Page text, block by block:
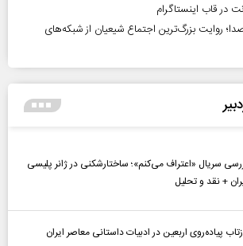
در قاب اینستاگرام
در قاب صدا؛ روایت بزرگ‌ترین اجتماع شیعیان از شبکه‌های
سریال «اعتراف می‌کنم»؛ ساختارشکنی در ژانر پلیسی
+ نقد و تحلیل
پیاده‌روی اربعین در ادبیات داستانی معاصر ایران